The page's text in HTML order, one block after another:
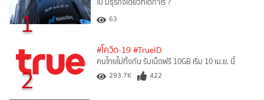
1 63
2
#โควิด-19 #TrueID
คนไทยไม่ทิ้งกัน รับเน็ตฟรี 10GB เริ่ม 10 เม.ย. นี้
293.7K 422